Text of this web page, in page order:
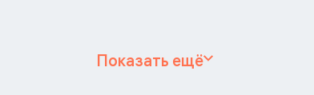
Показать ещё